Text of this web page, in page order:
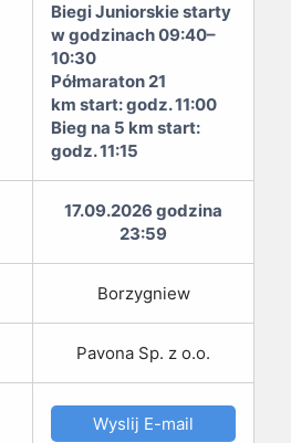
Biegi Juniorskie starty
w godzinach 09:40–
10:30
Półmaraton 21
km start: godz. 11:00
Bieg na 5 km start:
godz. 11:15
17.09.2026 godzina
23:59
Borzygniew
Pavona Sp. z o.o.
Wyslij E-mail